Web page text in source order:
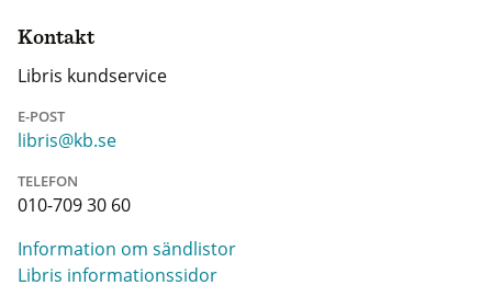
Kontakt
Libris kundservice
E-POST
libris@kb.se
TELEFON
010-709 30 60
Information om sändlistor
Libris informationssidor